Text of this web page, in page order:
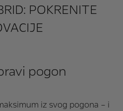
POKRENITE
pogon
iz svog pogona – i